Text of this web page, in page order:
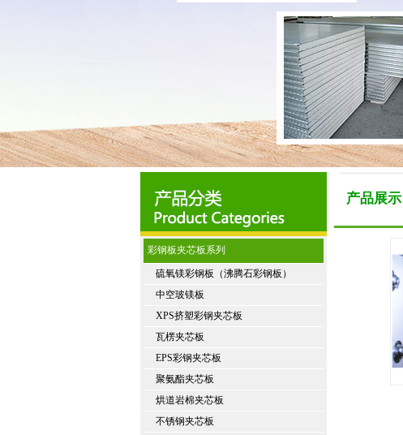
彩钢板夹芯板系列
硫氧镁彩钢板（沸腾石彩钢板）
中空玻镁板
XPS挤塑彩钢夹芯板
瓦楞夹芯板
EPS彩钢夹芯板
聚氨酯夹芯板
烘道岩棉夹芯板
不锈钢夹芯板
产品展示